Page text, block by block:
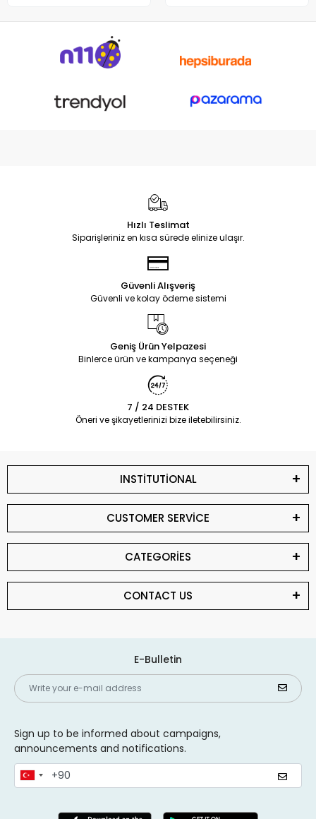
Hızlı Teslimat
Siparişleriniz en kısa sürede elinize ulaşır.
Güvenli Alışveriş
Güvenli ve kolay ödeme sistemi
Geniş Ürün Yelpazesi
Binlerce ürün ve kampanya seçeneği
7 / 24 DESTEK
Öneri ve şikayetlerinizi bize iletebilirsiniz.
INSTİTUTİONAL
CUSTOMER SERVİCE
CATEGORİES
CONTACT US
E-Bulletin
Sign up to be informed about campaigns,
announcements and notifications.